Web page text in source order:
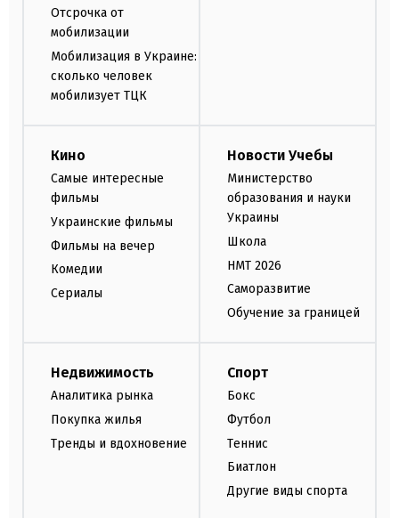
Отсрочка от
мобилизации
Мобилизация в Украине:
сколько человек
мобилизует ТЦК
Кино
Самые интересные
фильмы
Украинские фильмы
Фильмы на вечер
Комедии
Сериалы
Новости Учебы
Министерство
образования и науки
Украины
Школа
НМТ 2026
Саморазвитие
Обучение за границей
Недвижимость
Аналитика рынка
Покупка жилья
Тренды и вдохновение
Спорт
Бокс
Футбол
Теннис
Биатлон
Другие виды спорта